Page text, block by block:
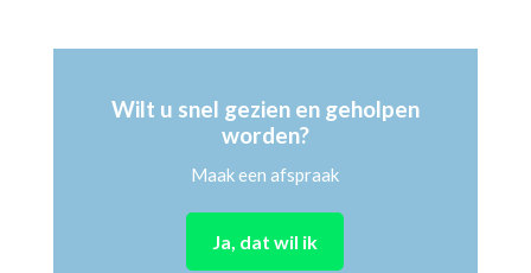
Wilt u snel gezien en geholpen
worden?
Maak een afspraak
Ja, dat wil ik